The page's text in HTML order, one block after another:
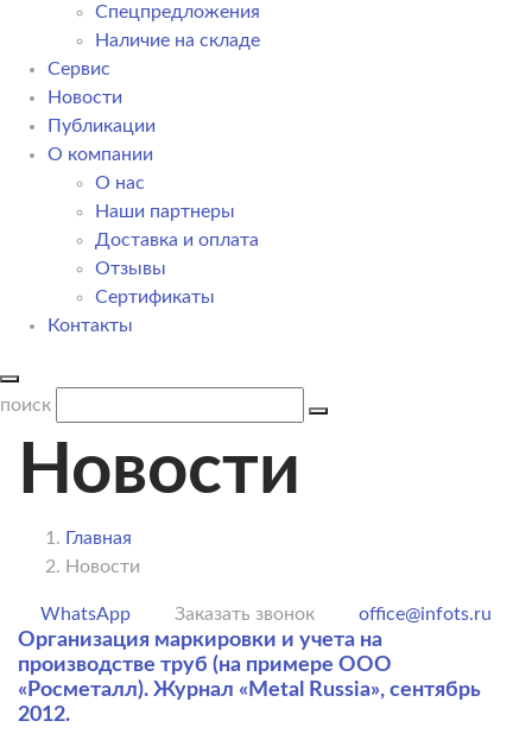
Спецпредложения
Наличие на складе
Сервис
Новости
Публикации
О компании
О нас
Наши партнеры
Доставка и оплата
Отзывы
Сертификаты
Контакты
поиск
Новости
Главная
Новости
WhatsApp Заказать звонок office@infots.ru
Организация маркировки и учета на
производстве труб (на примере ООО
«Росметалл). Журнал «Metal Russia», сентябрь
2012.